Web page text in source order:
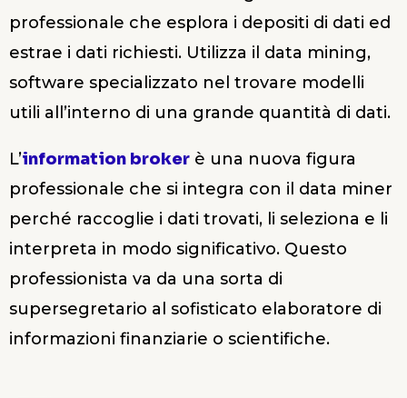
professionale che esplora i depositi di dati ed
estrae i dati richiesti. Utilizza il data mining,
software specializzato nel trovare modelli
utili all’interno di una grande quantità di dati.
L’information broker è una nuova figura
professionale che si integra con il data miner
perché raccoglie i dati trovati, li seleziona e li
interpreta in modo significativo. Questo
professionista va da una sorta di
supersegretario al sofisticato elaboratore di
informazioni finanziarie o scientifiche.